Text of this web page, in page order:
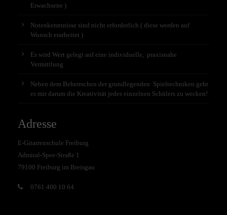
Erwachsene )
Notenkenntnisse sind nicht erforderlich ( diese werden auf
Wunsch erarbeitet )
Es wird Wert gelegt auf eine individuelle, praxisnahe
Vermittlung
Neben dem Beherrschen der grundlegenden Spieltechniken geht
es mir darum die Kreativität jedes einzelnen Schülers zu wecken!
Adresse
E-Gitarrenschule Freiburg
Admiral-Spee-Straße 1
79100 Freiburg im Breisgau
0761 400 10 64